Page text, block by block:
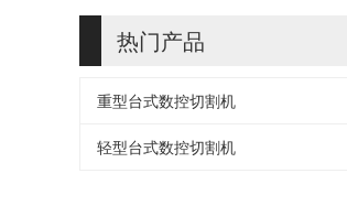
热门产品
重型台式数控切割机
轻型台式数控切割机